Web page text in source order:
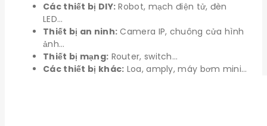
Các thiết bị DIY: Robot, mạch điện tử, đèn
LED…
Thiết bị an ninh: Camera IP, chuông cửa hình
ảnh…
Thiết bị mạng: Router, switch…
Các thiết bị khác: Loa, amply, máy bơm mini…